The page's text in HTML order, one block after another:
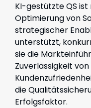
KI-gestützte QS
Optimierung von
strategischer
unterstützt,
sie die
Zuverlässigkeit
die
Erfolgsfaktor.